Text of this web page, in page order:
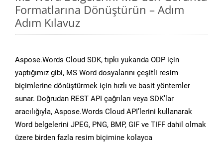
Formatlarına Dönüştürün – Adım
Adım Kılavuz
Aspose.Words Cloud SDK, tıpkı yukarıda ODP için
yaptığımız gibi, MS Word dosyalarını çeşitli resim
biçimlerine dönüştürmek için hızlı ve basit yöntemler
sunar. Doğrudan REST API çağrıları veya SDK’lar
aracılığıyla, Aspose.Words Cloud API’lerini kullanarak
Word belgelerini JPEG, PNG, BMP, GIF ve TIFF dahil olmak
üzere birden fazla resim biçimine kolayca